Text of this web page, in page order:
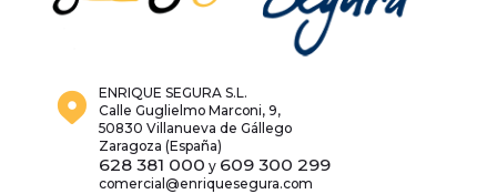
ENRIQUE SEGURA S.L.
Calle Guglielmo Marconi, 9,
50830 Villanueva de Gállego
Zaragoza (España)
628 381 000 y 609 300 299
comercial@enriquesegura.com